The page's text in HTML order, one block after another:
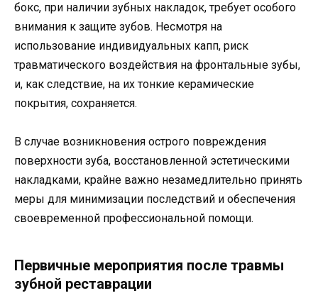
бокс, при наличии зубных накладок, требует особого
внимания к защите зубов. Несмотря на
использование индивидуальных капп, риск
травматического воздействия на фронтальные зубы,
и, как следствие, на их тонкие керамические
покрытия, сохраняется.
В случае возникновения острого повреждения
поверхности зуба, восстановленной эстетическими
накладками, крайне важно незамедлительно принять
меры для минимизации последствий и обеспечения
своевременной профессиональной помощи.
Первичные мероприятия после травмы
зубной реставрации